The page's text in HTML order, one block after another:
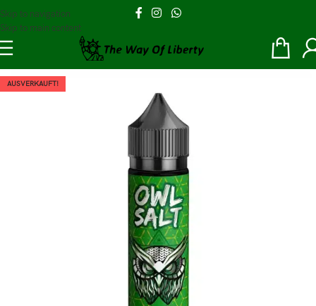
Skip to navigation
Skip to main content
AUSVERKAUFT!